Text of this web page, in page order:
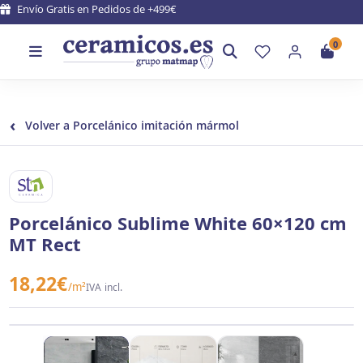
Envío Gratis en Pedidos de +499€
0
‹ Volver a Porcelánico imitación mármol
STN CERAMICA
Porcelánico Sublime White 60×120 cm
MT Rect
18,22€/m²IVA incl.